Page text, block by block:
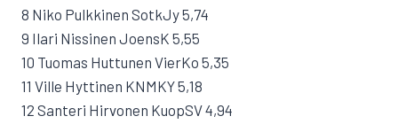
8 Niko Pulkkinen SotkJy 5,74
9 Ilari Nissinen JoensK 5,55
10 Tuomas Huttunen VierKo 5,35
11 Ville Hyttinen KNMKY 5,18
12 Santeri Hirvonen KuopSV 4,94